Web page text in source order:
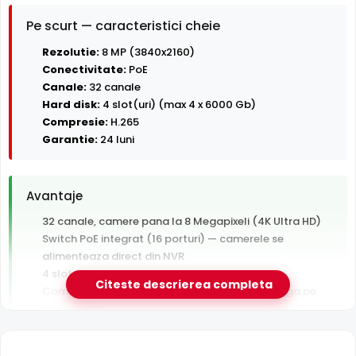
Pe scurt — caracteristici cheie
Rezolutie: 8 MP (3840x2160)
Conectivitate: PoE
Canale: 32 canale
Hard disk: 4 slot(uri) (max 4 x 6000 Gb)
Compresie: H.265
Garantie: 24 luni
Avantaje
32 canale, camere pana la 8 Megapixeli (4K Ultra HD)
Switch PoE integrat (16 porturi) — camerele se
alimenteaza direct din NVR
4 sloturi HDD pentru arhiva video extinsa
Compresie H.265+ — arhiva video de 2x mai lunga pe
acelasi HDD
Citeste descrierea completa